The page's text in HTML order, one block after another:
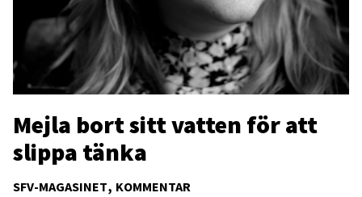
SFV-MAGASINET KOMMENTAR
Mejla bort sitt vatten för att
slippa tänka